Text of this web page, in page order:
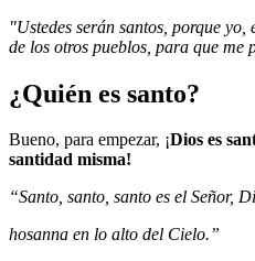
"Ustedes serán santos, porque yo,
de los otros pueblos, para que me
¿Quién es santo?
Bueno, para empezar, ¡Dios es
santidad misma!
“Santo, santo, santo es el Señor,
hosanna en lo alto del Cielo.”